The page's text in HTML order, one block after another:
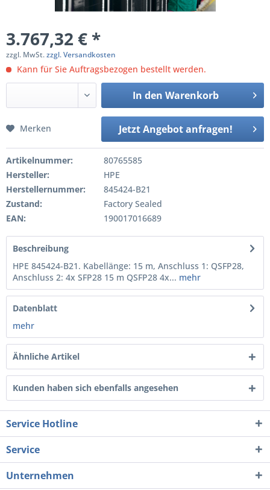
3.767,32 € *
zzgl. MwSt.zzgl. Versandkosten
Kann für Sie Auftragsbezogen bestellt werden.
In den Warenkorb
Jetzt Angebot anfragen!
Merken
Artikelnummer:
80765585
Hersteller:
HPE
Herstellernummer:
845424-B21
Zustand:
Factory Sealed
EAN:
190017016689
Beschreibung
HPE 845424-B21. Kabellänge: 15 m, Anschluss 1: QSFP28,
Anschluss 2: 4x SFP28 15 m QSFP28 4x... mehr
Datenblatt
mehr
Ähnliche Artikel
Kunden haben sich ebenfalls angesehen
Service Hotline
Service
Unternehmen